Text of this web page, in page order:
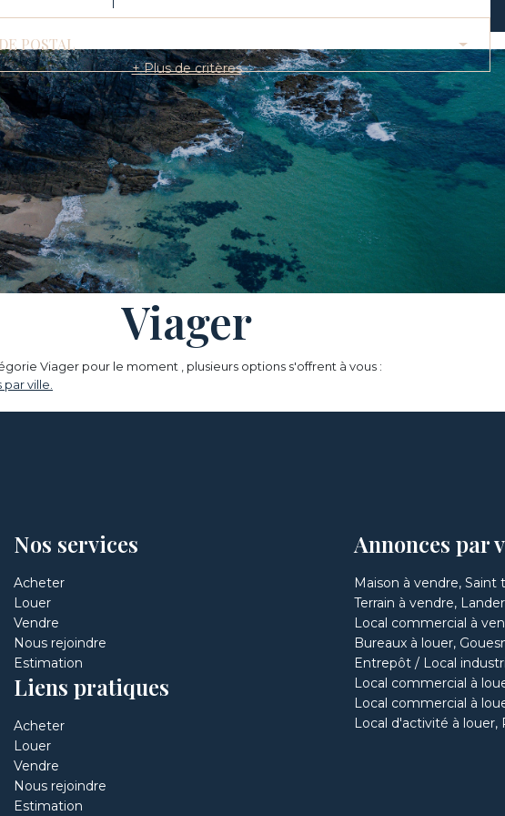
POSTAL
+ Plus de critères
Viager
Viager pour le moment , plusieurs options s'offrent à vous :
ville.
Nos services
Acheter
Louer
Vendre
Nous rejoindre
Estimation
Liens pratiques
Acheter
Louer
Vendre
Nous rejoindre
Estimation
Annonces par
Maison à vendre, Saint
Terrain à vendre,
Local commercial à
Bureaux à louer,
Entrepôt / Local
Local commercial à
Local commercial à
Local d'activité à louer,